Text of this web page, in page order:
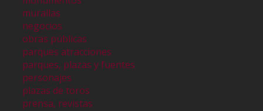
murallas
negocios
obras públicas
parques atracciones
parques, plazas y fuentes
personajes
plazas de toros
prensa, revistas